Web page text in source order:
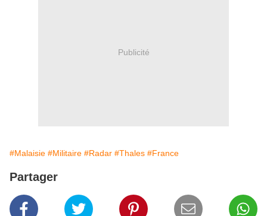
Publicité
#Malaisie #Militaire #Radar #Thales #France
Partager